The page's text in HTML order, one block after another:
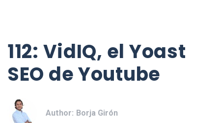
112: VidIQ, el Yoast
SEO de Youtube
Author: Borja Girón